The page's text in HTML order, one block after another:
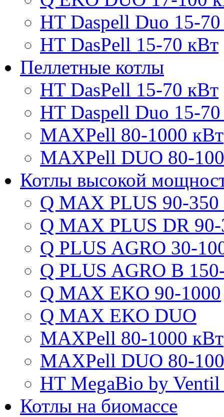
HT Daspell Duo 15-
HT DasPell 15-70 кВт
Пеллетные котлы
HT DasPell 15-70 кВт
HT Daspell Duo 15-
MAXPell 80-1000 кВт
MAXPell DUO 80-
Котлы высокой
Q MAX PLUS 90-350
Q MAX PLUS DR
Q PLUS AGRO 30-
Q PLUS AGRO B
Q MAX EKO 90-1000
Q MAX EKO DUO
MAXPell 80-1000 кВт
MAXPell DUO 80-
HT MegaBio by
Котлы на биомассе